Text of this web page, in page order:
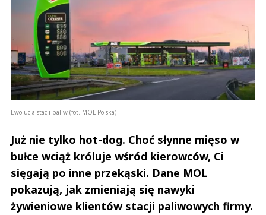
Ewolucja stacji paliw (fot. MOL Polska)
Już nie tylko hot-dog. Choć słynne mięso w
bułce wciąż króluje wśród kierowców, Ci
sięgają po inne przekąski. Dane MOL
pokazują, jak zmieniają się nawyki
żywieniowe klientów stacji paliwowych firmy.